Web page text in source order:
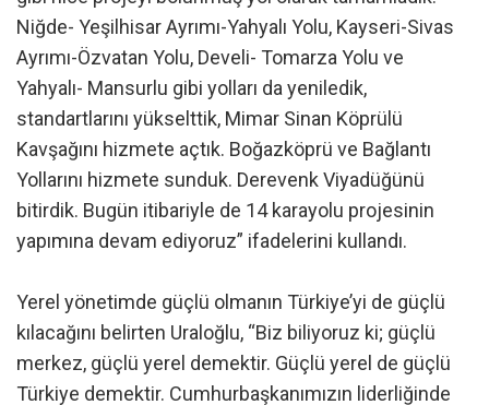
Niğde- Yeşilhisar Ayrımı-Yahyalı Yolu, Kayseri-Sivas
Ayrımı-Özvatan Yolu, Develi- Tomarza Yolu ve
Yahyalı- Mansurlu gibi yolları da yeniledik,
standartlarını yükselttik, Mimar Sinan Köprülü
Kavşağını hizmete açtık. Boğazköprü ve Bağlantı
Yollarını hizmete sunduk. Derevenk Viyadüğünü
bitirdik. Bugün itibariyle de 14 karayolu projesinin
yapımına devam ediyoruz” ifadelerini kullandı.
Yerel yönetimde güçlü olmanın Türkiye’yi de güçlü
kılacağını belirten Uraloğlu, “Biz biliyoruz ki; güçlü
merkez, güçlü yerel demektir. Güçlü yerel de güçlü
Türkiye demektir. Cumhurbaşkanımızın liderliğinde